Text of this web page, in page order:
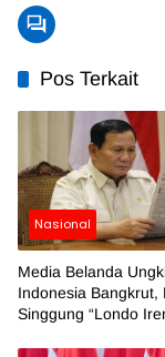
Pos Terkait
Nasional
Media Belanda
Indonesia Bangkrut,
Singgung “Londo